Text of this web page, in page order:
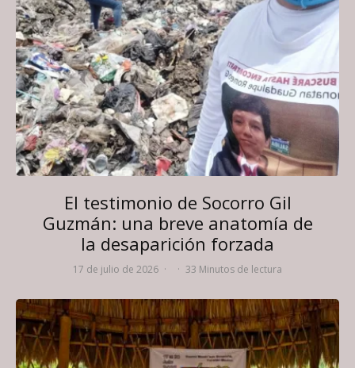
El testimonio de Socorro Gil
Guzmán: una breve anatomía de
la desaparición forzada
17 de julio de 2026 · · 33 Minutos de lectura